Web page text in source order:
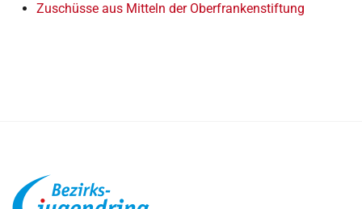
Zuschüsse aus Mitteln der Oberfrankenstiftung